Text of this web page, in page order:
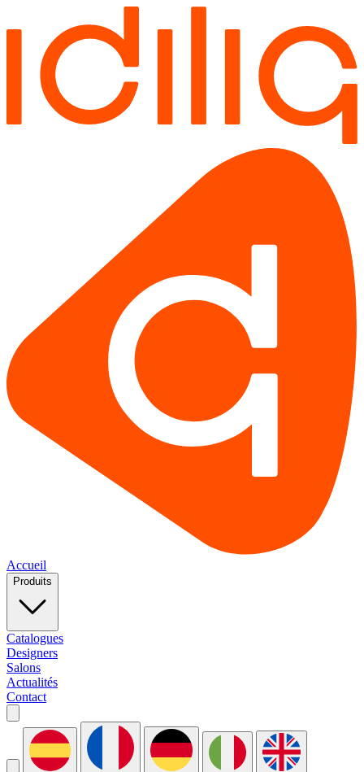
Accueil
Produits
Catalogues
Designers
Salons
Actualités
Contact